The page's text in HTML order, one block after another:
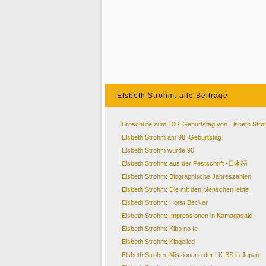
Elsbeth Strohm: alle Beiträge
Broschüre zum 100. Geburtstag von Elsbeth
Elsbeth Strohm am 98. Geburtstag
Elsbeth Strohm wurde 90
Elsbeth Strohm: aus der Festschrift -日本語
Elsbeth Strohm: Biographische Jahreszahlen
Elsbeth Strohm: Die mit den Menschen lebte
Elsbeth Strohm: Horst Becker
Elsbeth Strohm: Impressionen in Kamagasaki
Elsbeth Strohm: Kibo no Ie
Elsbeth Strohm: Klagelied
Elsbeth Strohm: Missionarin der LK-BS in Japan